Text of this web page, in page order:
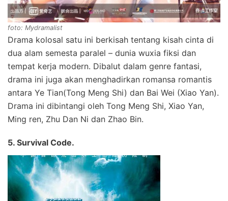
foto: Mydramalist
Drama kolosal satu ini berkisah tentang kisah cinta di
dua alam semesta paralel – dunia wuxia fiksi dan
tempat kerja modern. Dibalut dalam genre fantasi,
drama ini juga akan menghadirkan romansa romantis
antara Ye Tian(Tong Meng Shi) dan Bai Wei (Xiao Yan).
Drama ini dibintangi oleh Tong Meng Shi, Xiao Yan,
Ming ren, Zhu Dan Ni dan Zhao Bin.
5. Survival Code.